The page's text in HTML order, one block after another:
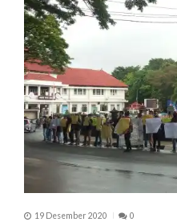
19 Desember 2020 0